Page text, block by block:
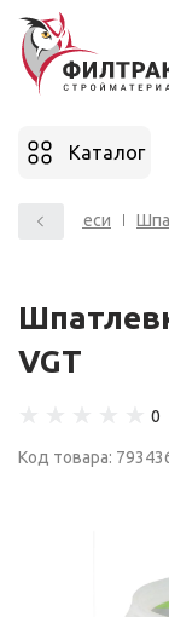
Каталог
смеси
VGT
Код товара: